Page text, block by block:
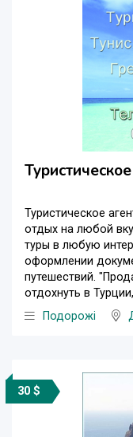
Туристическое
отдых на любой
туры в любую
оформлении
путешествий.
отдохнуть в Турции,
Подорожі
30 $